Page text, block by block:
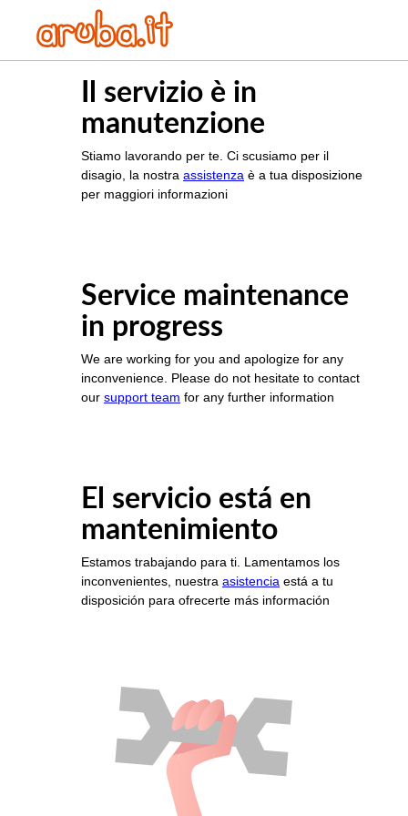
Il servizio è in
manutenzione
Stiamo lavorando per te. Ci scusiamo per il
disagio, la nostra assistenza è a tua disposizione
per maggiori informazioni
Service maintenance
in progress
We are working for you and apologize for any
inconvenience. Please do not hesitate to contact
our support team for any further information
El servicio está en
mantenimiento
Estamos trabajando para ti. Lamentamos los
inconvenientes, nuestra asistencia está a tu
disposición para ofrecerte más información